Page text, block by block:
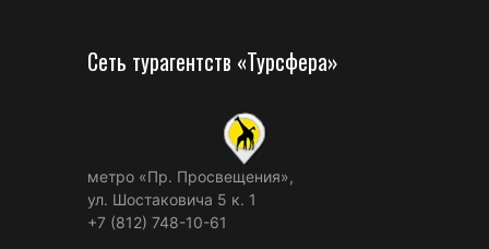
Сеть турагентств «Турсфера»
метро «Пр. Просвещения»,
ул. Шостаковича 5 к. 1
+7 (812) 748-10-61